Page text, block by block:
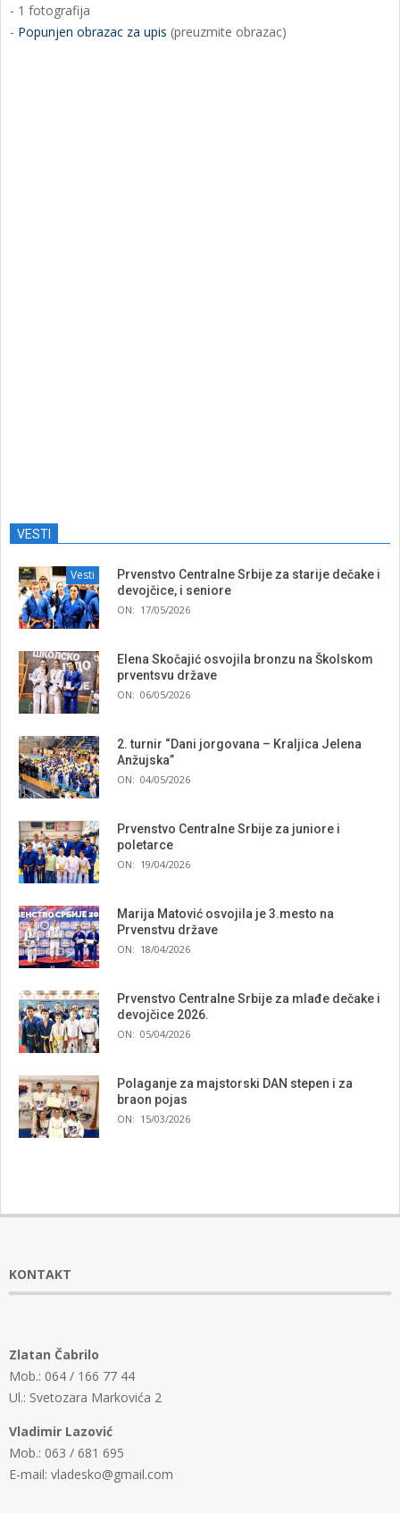
- 1 fotografija
- Popunjen obrazac za upis (preuzmite obrazac)
VESTI
Vesti
Prvenstvo Centralne Srbije za starije dečake i
devojčice, i seniore
ON: 17/05/2026
Elena Skočajić osvojila bronzu na Školskom
prventsvu države
ON: 06/05/2026
2. turnir “Dani jorgovana – Kraljica Jelena
Anžujska”
ON: 04/05/2026
Prvenstvo Centralne Srbije za juniore i
poletarce
ON: 19/04/2026
Marija Matović osvojila je 3.mesto na
Prvenstvu države
ON: 18/04/2026
Prvenstvo Centralne Srbije za mlađe dečake i
devojčice 2026.
ON: 05/04/2026
Polaganje za majstorski DAN stepen i za
braon pojas
ON: 15/03/2026
KONTAKT
Zlatan Čabrilo
Mob.: 064 / 166 77 44
Ul.: Svetozara Markovića 2
Vladimir Lazović
Mob.: 063 / 681 695
E-mail: vladesko@gmail.com